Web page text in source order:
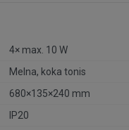
4× max. 10 W
Melna, koka tonis
680×135×240 mm
IP20